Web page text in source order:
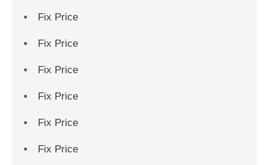
Fix Price
Fix Price
Fix Price
Fix Price
Fix Price
Fix Price